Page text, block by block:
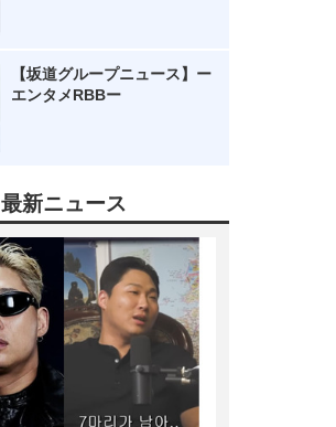
【坂道グループニュース】ー
エンタメRBBー
最新ニュース